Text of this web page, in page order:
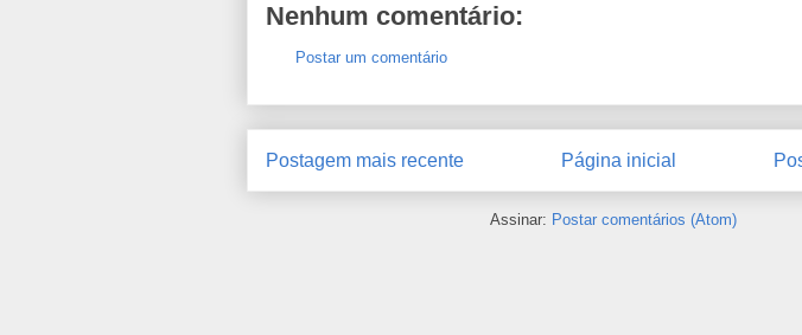
Nenhum comentário:
Postar um comentário
Postagem mais recente Página inicial
Assinar: Postar comentários (Atom)